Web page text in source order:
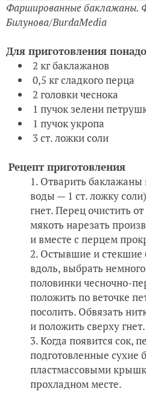
Фаршированные баклажаны.
Билунова/BurdaMedia
Для приготовления
2 кг баклажанов
0,5 кг сладкого перца
2 головки чеснока
1 пучок зелени
1 пучок укропа
3 ст. ложки соли
Рецепт приготовления
Отварить баклажаны
воды — 1 ст. ложку
гнет. Перец очистить
мякоть нарезать
и вместе с перцем
Остывшие и стекшие
вдоль, выбрать
половинки чесночно-
положить по веточке
посолить. Обвязать
и положить сверху гнет.
Когда появится сок,
подготовленные сухие
пластмассовыми
прохладном месте.